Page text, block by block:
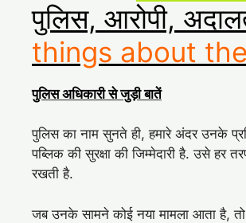
पुलिस, आरोपी,
things about
पुलिस अधिकारी से जुड़ी बातें
पुलिस का नाम सुनते ही, हमारे अंदर उनके
पब्लिक की सुरक्षा की जिम्मेदारी है. उसे
रखती है.
जब उनके सामने कोई नया मामला आता है,